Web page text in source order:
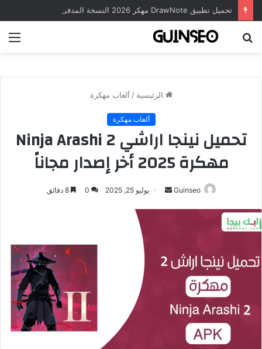
الرئيسية / ألعاب مهكرة
ألعاب مهكرة
تحميل نينجا اراشي Ninja Arashi 2
مهكرة 2025 أخر إصدار مجاناً
Guinseo
أرسليوليو 25, 2025 0 8 دقائق